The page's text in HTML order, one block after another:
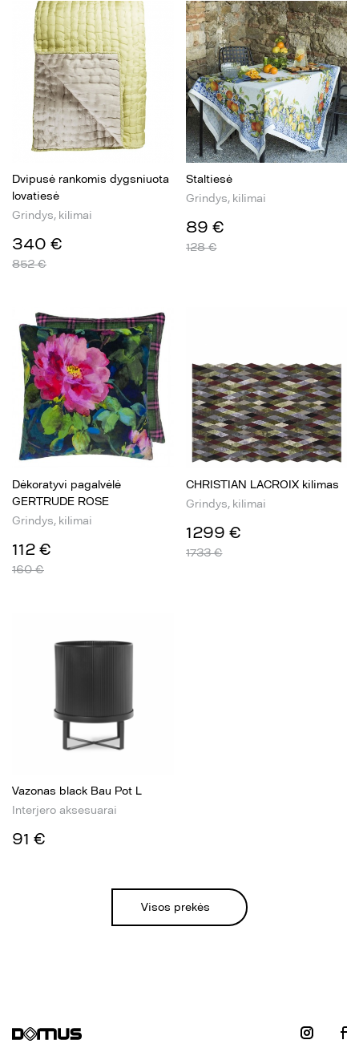
Dvipusė rankomis dygsniuota
lovatiesė
Grindys, kilimai
340 €
852 €
Staltiesė
Grindys, kilimai
89 €
128 €
Dėkoratyvi pagalvėlė
GERTRUDE ROSE
Grindys, kilimai
112 €
160 €
CHRISTIAN LACROIX kilimas
Grindys, kilimai
1299 €
1733 €
Vazonas black Bau Pot L
Interjero aksesuarai
91 €
Visos prekės